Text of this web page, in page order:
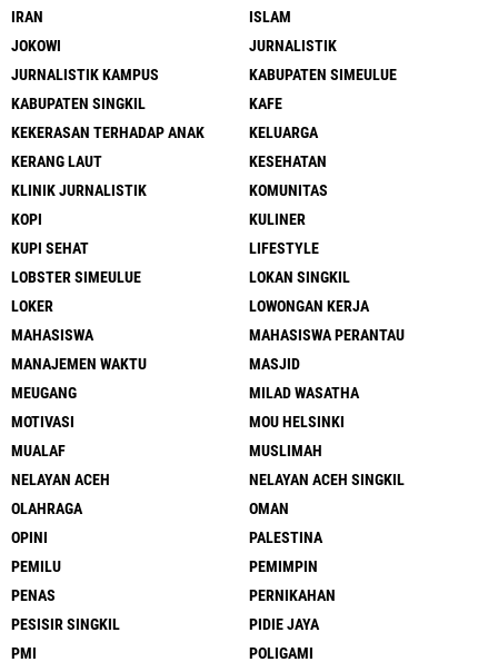
IRAN
ISLAM
JOKOWI
JURNALISTIK
JURNALISTIK KAMPUS
KABUPATEN SIMEULUE
KABUPATEN SINGKIL
KAFE
KEKERASAN TERHADAP ANAK
KELUARGA
KERANG LAUT
KESEHATAN
KLINIK JURNALISTIK
KOMUNITAS
KOPI
KULINER
KUPI SEHAT
LIFESTYLE
LOBSTER SIMEULUE
LOKAN SINGKIL
LOKER
LOWONGAN KERJA
MAHASISWA
MAHASISWA PERANTAU
MANAJEMEN WAKTU
MASJID
MEUGANG
MILAD WASATHA
MOTIVASI
MOU HELSINKI
MUALAF
MUSLIMAH
NELAYAN ACEH
NELAYAN ACEH SINGKIL
OLAHRAGA
OMAN
OPINI
PALESTINA
PEMILU
PEMIMPIN
PENAS
PERNIKAHAN
PESISIR SINGKIL
PIDIE JAYA
PMI
POLIGAMI